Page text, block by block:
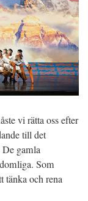
vi rätta oss efter
till det
gamla
Som
tänka och rena